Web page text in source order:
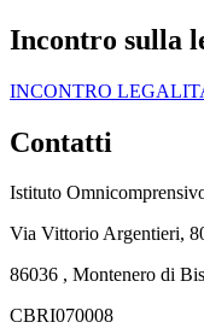
Incontro sulla
INCONTRO
Contatti
Istituto
Via Vittorio Argentieri,
86036 , Montenero di
CBRI070008